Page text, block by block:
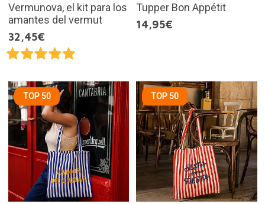
Vermunova, el kit para los
amantes del vermut
32,45€
Tupper Bon Appétit
14,95€
TOP 50 TOP 50